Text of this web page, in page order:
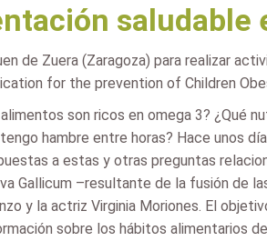
de Zuera (Zaragoza) para realizar
for the prevention of Children
son ricos en omega 3? ¿Qué
hambre entre horas? Hace unos
a estas y otras preguntas
Gallicum –resultante de la fusión de
y la actriz Virginia Moriones. El
sobre los hábitos alimentarios